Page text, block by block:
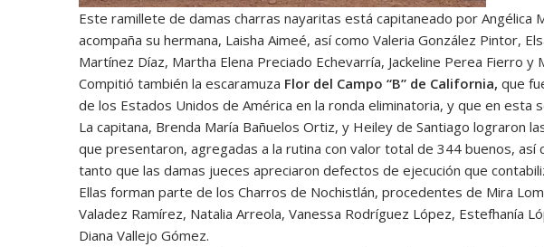
Este ramillete de damas charras nayaritas está capitaneado por Angélica
acompaña su hermana, Laisha Aimeé, así como Valeria González Pintor,
Martínez Díaz, Martha Elena Preciado Echevarría, Jackeline Perea Fierro y
Compitió también la escaramuza Flor del Campo “B” de California, que
de los Estados Unidos de América en la ronda eliminatoria, y que en esta
La capitana, Brenda María Bañuelos Ortiz, y Heiley de Santiago lograron
que presentaron, agregadas a la rutina con valor total de 344 buenos, así
tanto que las damas jueces apreciaron defectos de ejecución que
Ellas forman parte de los Charros de Nochistlán, procedentes de Mira
Valadez Ramírez, Natalia Arreola, Vanessa Rodríguez López, Estefhanía
Diana Vallejo Gómez.